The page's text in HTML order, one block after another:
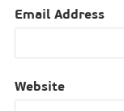
Email Address
Website